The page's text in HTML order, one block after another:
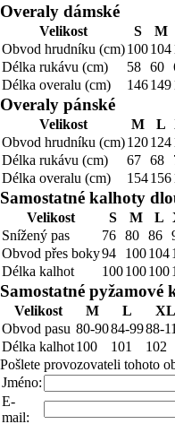
Overaly dámské
Velikost S M
Obvod hrudníku (cm)100104
Délka rukávu (cm)
58 60
Délka overalu (cm)
146149
Overaly pánské
Velikost M L
Obvod hrudníku (cm)120124
Délka rukávu (cm)
67 68
Délka overalu (cm)
154156
Samostatné kalhoty
Velikost S M L
Snížený pas
76 80 86
Obvod přes boky94 100104
Délka kalhot
100100100
Samostatné pyžamové
Velikost M L XL
Obvod pasu 80-9084-9988-
Délka kalhot100 101 102
Pošlete provozovateli tohoto
Jméno:
E-
mail: